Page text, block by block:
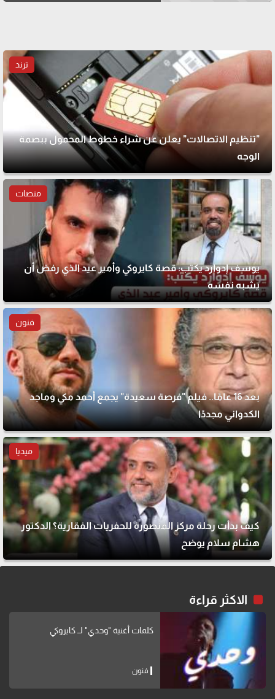
ترند
"تنظيم الاتصالات" يعلن عن شراء خطوط المحمول ببصمة
الوجه
منصات
يوسف إدوارد يكتب: قصة كايروكي وأمير عيد الذي رفض أن
يشبه نفسه
فنون
بعد 16 عامًا.. فيلم "فرصة سعيدة" يجمع أحمد مكي وماجد
الكدواني مجددًا
ميديا
كيف بدأت رحلة مركز المنصورة للحفريات الفقارية؟ الدكتور
هشام سلام يوضح
الاكثر قراءة
كلمات أغنية "وحدي" لــ كايروكي
فنون